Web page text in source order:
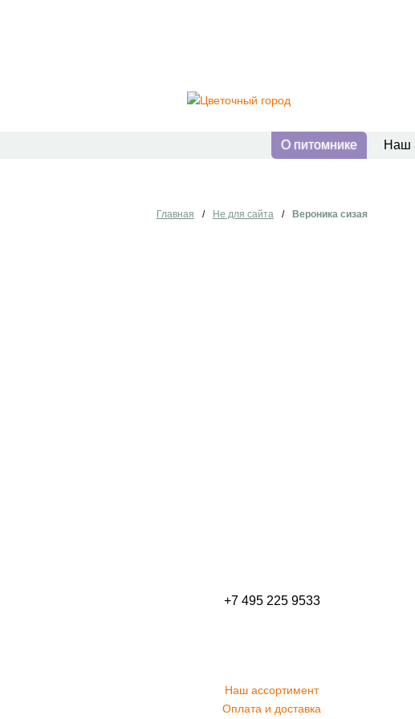
О питомнике Наш
Главная / Не для сайта / Вероника сизая
+7 495 225 9533
Наш ассортимент
Оплата и доставка